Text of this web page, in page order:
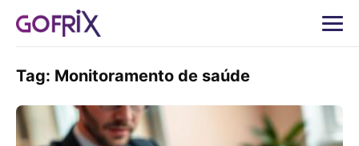
Tag: Monitoramento de saúde